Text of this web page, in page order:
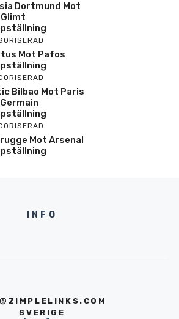
Dortmund Mot
Mot Pafos
Bilbao Mot Paris
Mot Arsenal
INFO
SVERIGE